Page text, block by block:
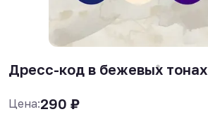
Дресс-код в бежевых тонах
Цена:290 ₽